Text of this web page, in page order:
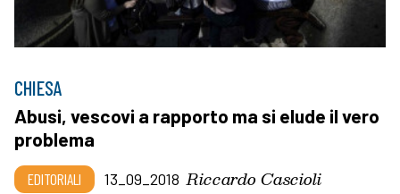
CHIESA
Abusi, vescovi a rapporto ma si elude il vero
problema
EDITORIALI 13_09_2018 Riccardo Cascioli